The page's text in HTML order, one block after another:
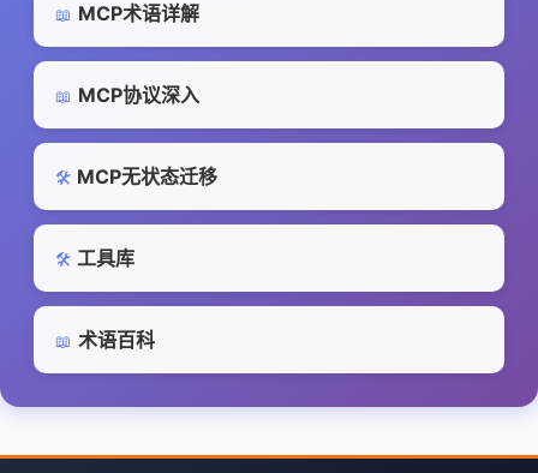
📖 MCP术语详解
📖 MCP协议深入
🛠️ MCP无状态迁移
🛠️ 工具库
📖 术语百科